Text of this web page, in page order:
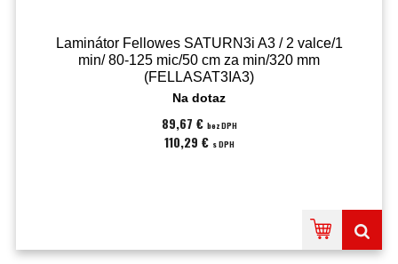
Laminátor Fellowes SATURN3i A3 / 2 valce/1
min/ 80-125 mic/50 cm za min/320 mm
(FELLASAT3IA3)
Na dotaz
89,67 € bez DPH
110,29 € s DPH